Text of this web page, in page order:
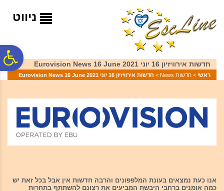
המרכזי
ניווט
חדשות אירוויזיון 16 יוני 2021 Eurovision News 16 June
ראשי > חדשות News > חדשות אירוויזיון 16 יוני 2021 Eurovision News 16 June
אנו כעת נמצאים בעונת המלפפונים והרבה חדשות אין אבל בכל זאת יש
כמה אומנים ברחבי היבשת המביעים את רצונם להשתתף בתחרות